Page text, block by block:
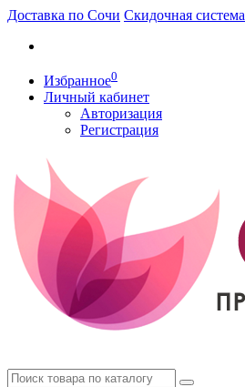
Доставка по Сочи Скидочная система
Избранное0
Личный кабинет
Авторизация
Регистрация